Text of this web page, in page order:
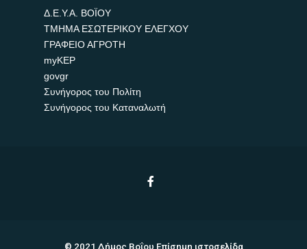
Δ.Ε.Υ.Α. ΒΟΪΟΥ
ΤΜΗΜΑ ΕΣΩΤΕΡΙΚΟΥ ΕΛΕΓΧΟΥ
ΓΡΑΦΕΙΟ ΑΓΡΟΤΗ
myKEP
govgr
Συνήγορος του Πολίτη
Συνήγορος του Καταναλωτή
© 2021 Δήμος Βοΐου Επίσημη ιστοσελίδα